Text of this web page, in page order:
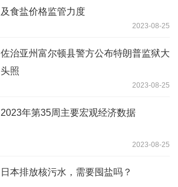
及食盐价格监管力度
2023-08-25
佐治亚州富尔顿县警方公布特朗普监狱大
头照
2023-08-25
2023年第35周主要宏观经济数据
2023-08-25
日本排放核污水，需要囤盐吗？